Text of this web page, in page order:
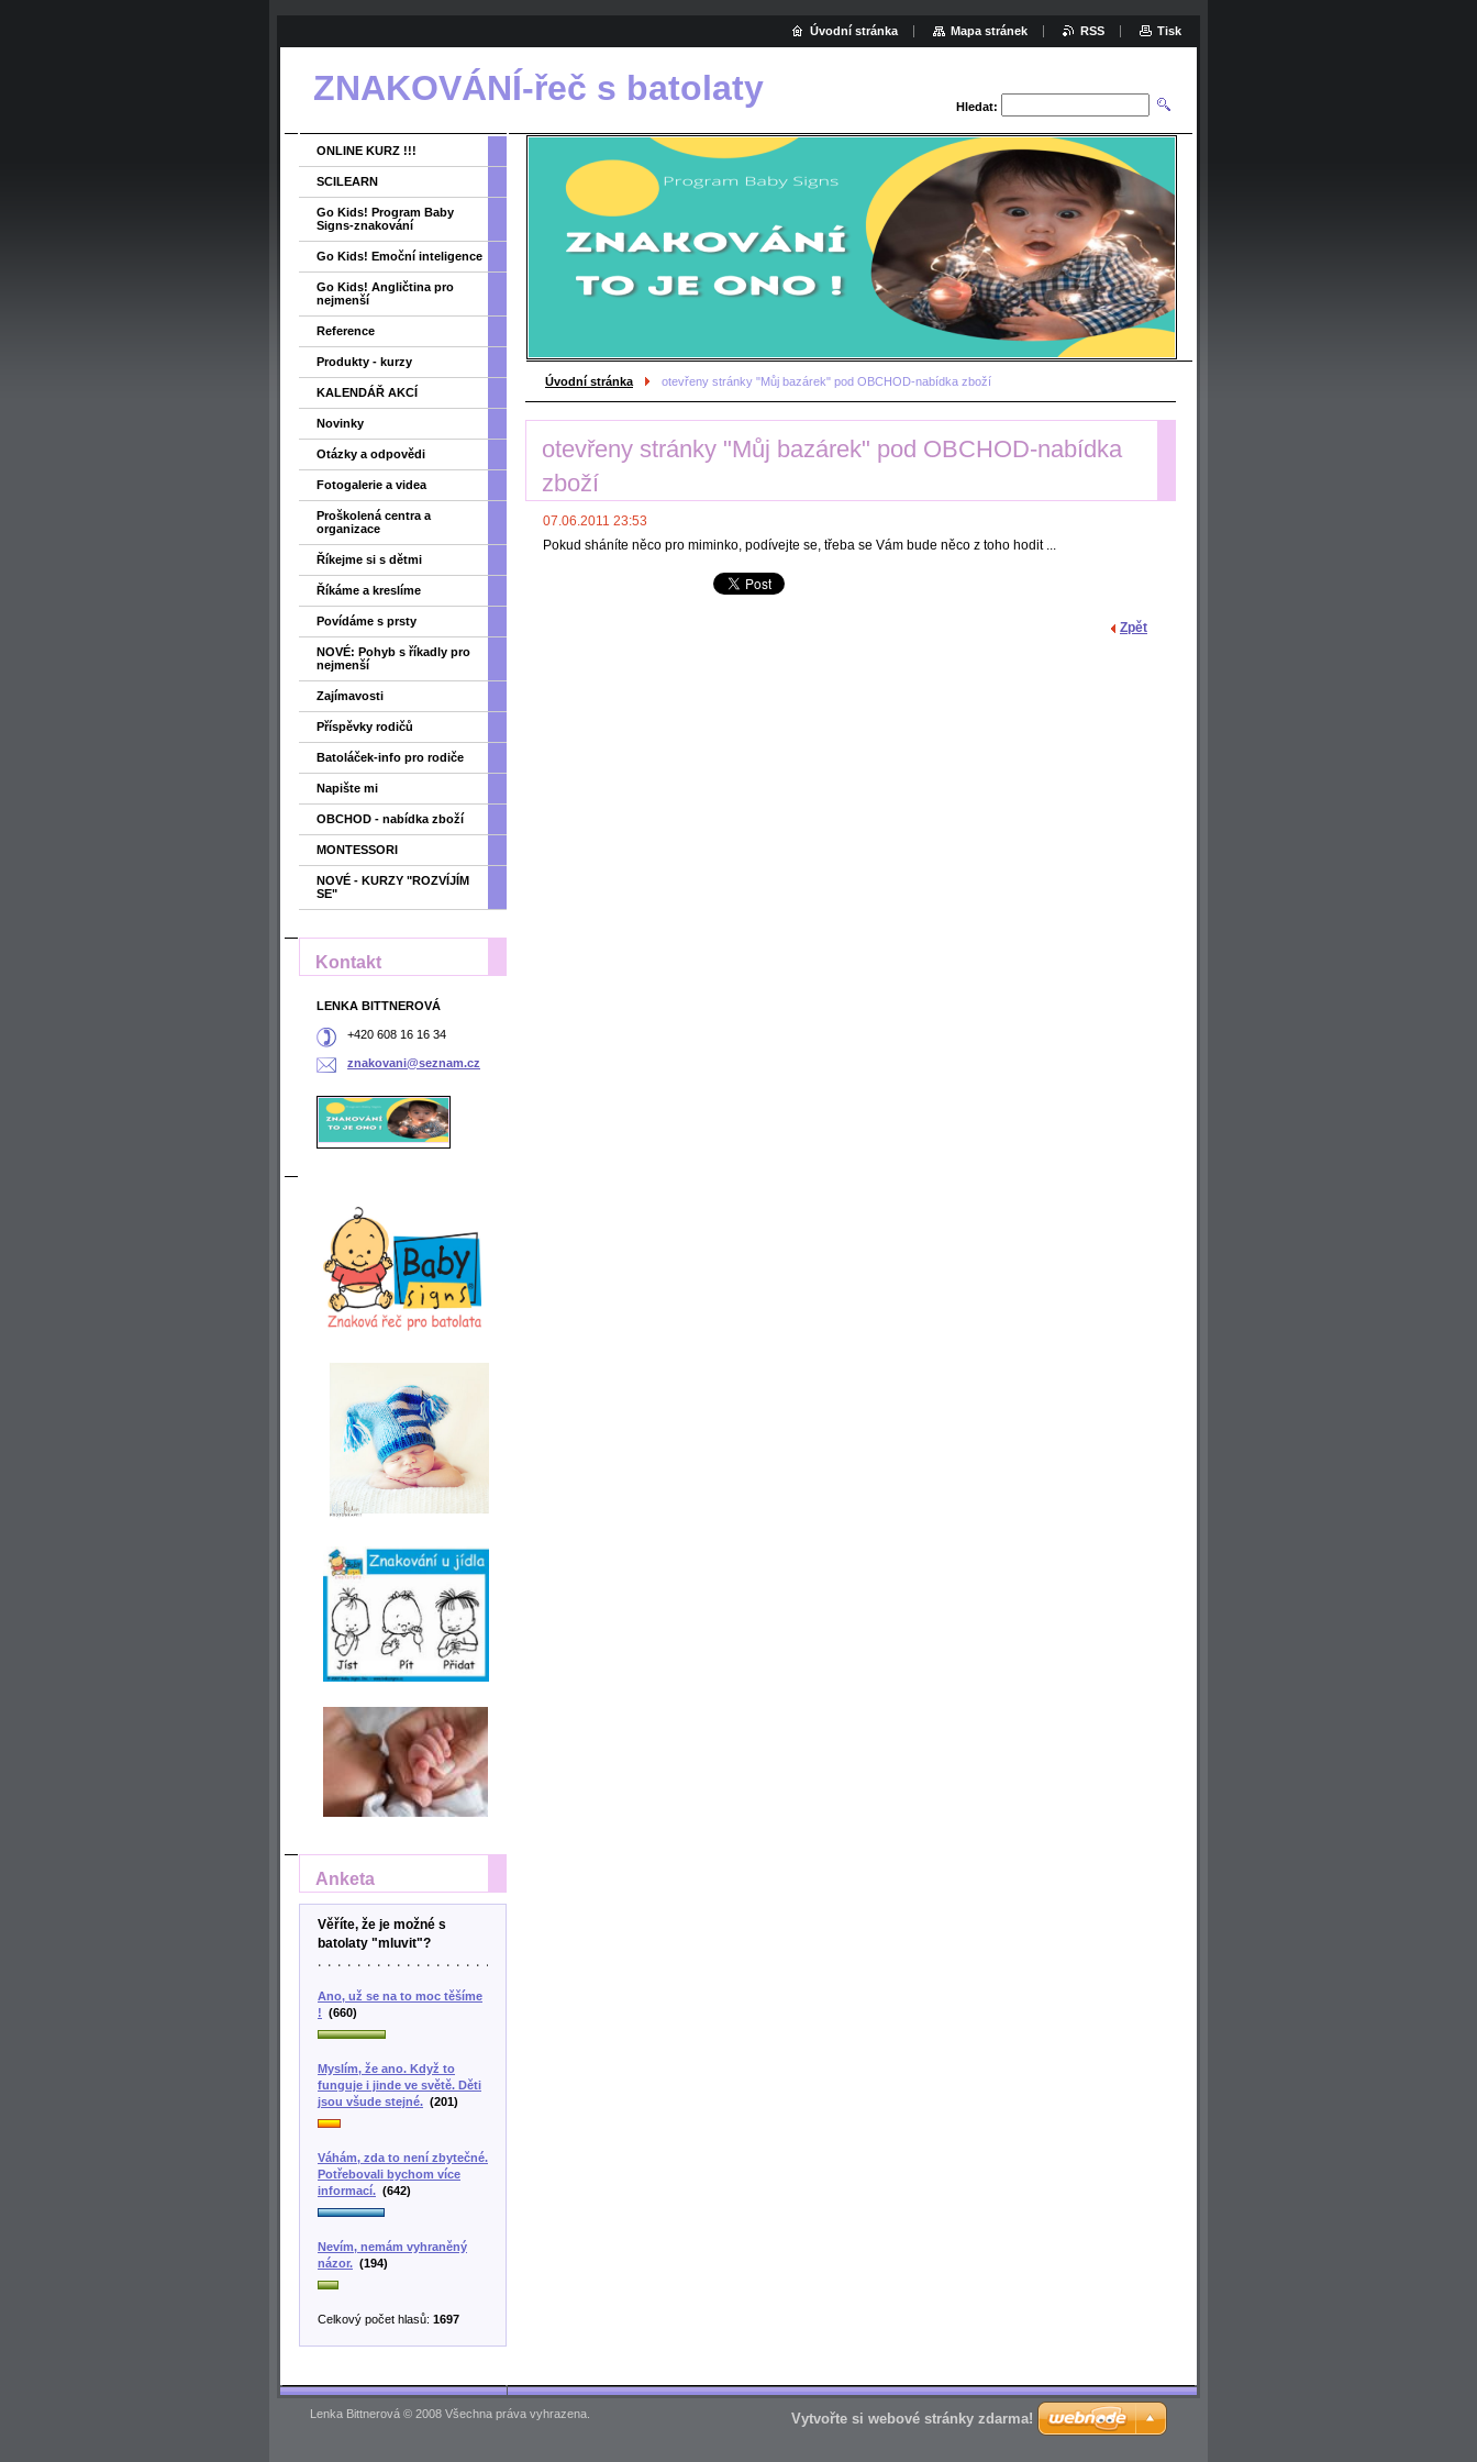
ZNAKOVÁNÍ-řeč s batolaty Hledat:
Úvodní stránka otevřeny stránky "Můj bazárek" pod OBCHOD-nabídka zboží
otevřeny stránky "Můj bazárek" pod OBCHOD-nabídka
zboží
07.06.2011 23:53
Pokud sháníte něco pro miminko, podívejte se, třeba se Vám bude něco z toho hodit ...
Zpět
ONLINE KURZ !!!
SCILEARN
Go Kids! Program Baby
Signs-znakování
Go Kids! Emoční inteligence
Go Kids! Angličtina pro
nejmenší
Reference
Produkty - kurzy
KALENDÁŘ AKCÍ
Novinky
Otázky a odpovědi
Fotogalerie a videa
Proškolená centra a
organizace
Říkejme si s dětmi
Říkáme a kreslíme
Povídáme s prsty
NOVÉ: Pohyb s říkadly pro
nejmenší
Zajímavosti
Příspěvky rodičů
Batoláček-info pro rodiče
Napište mi
OBCHOD - nabídka zboží
MONTESSORI
NOVÉ - KURZY "ROZVÍJÍM
SE"
Kontakt
LENKA BITTNEROVÁ
+420 608 16 16 34
znakovani@seznam.cz
Anketa
Věříte, že je možné s
batolaty "mluvit"?
Ano, už se na to moc těšíme
! (660)
Myslím, že ano. Když to
funguje i jinde ve světě. Děti
jsou všude stejné. (201)
Váhám, zda to není zbytečné.
Potřebovali bychom více
informací. (642)
Nevím, nemám vyhraněný
názor. (194)
Celkový počet hlasů: 1697
Úvodní stránka Mapa stránek RSS Tisk
Lenka Bittnerová © 2008 Všechna práva vyhrazena. Vytvořte si webové stránky zdarma!